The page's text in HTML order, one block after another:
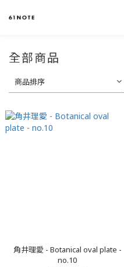
全部商品
商品排序
角井理愛 - Botanical oval plate -
no.10